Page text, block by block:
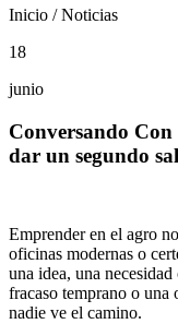
Inicio / Noticias
18
junio
Conversando
dar un segundo
Emprender en el agro
oficinas modernas o
una idea, una
fracaso temprano o una
nadie ve el camino.